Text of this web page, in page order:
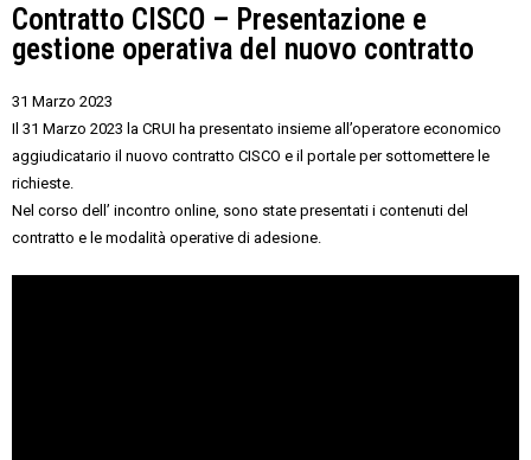
Contratto CISCO – Presentazione e
gestione operativa del nuovo contratto
31 Marzo 2023
Il 31 Marzo 2023 la CRUI ha presentato insieme all’operatore economico
aggiudicatario il nuovo contratto CISCO e il portale per sottomettere le
richieste.
Nel corso dell’ incontro online, sono state presentati i contenuti del
contratto e le modalità operative di adesione.